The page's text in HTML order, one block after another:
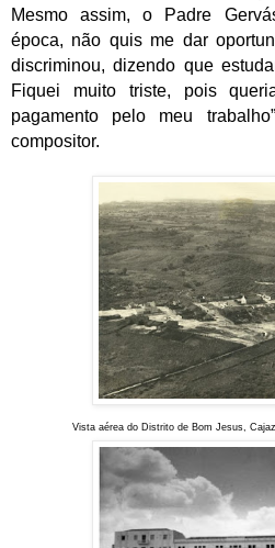
Mesmo assim, o Padre
época, não quis me dar
discriminou, dizendo que
Fiquei muito triste, pois
pagamento pelo meu
compositor.
Vista aérea do Distrito de Bom Jesus,